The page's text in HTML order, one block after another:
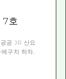
7호
공 JR 산요
구치 하차,